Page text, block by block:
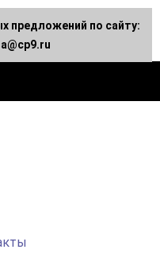
предложений по сайту: